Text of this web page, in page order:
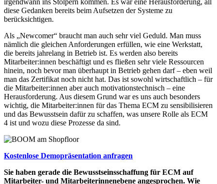
irgendwann ins Stolpern kommen. Es war eine Herausforderung, all
diese Gedanken bereits beim Aufsetzen der Systeme zu
berücksichtigen.
Als „Newcomer“ braucht man auch sehr viel Geduld. Man muss
nämlich die gleichen Anforderungen erfüllen, wie eine Werkstatt,
die bereits jahrelang in Betrieb ist. Es werden also bereits
Mitarbeiter:innen beschäftigt und es fließen sehr viele Ressourcen
hinein, noch bevor man überhaupt in Betrieb gehen darf – eben weil
man das Zertifikat noch nicht hat. Das ist sowohl wirtschaftlich – für
die Mitarbeiter:innen aber auch motivationstechnisch – eine
Herausforderung. Aus diesem Grund war es uns auch besonders
wichtig, die Mitarbeiter:innen für das Thema ECM zu sensibilisieren
und das Bewusstsein dafür zu schaffen, was unsere Rolle als ECM
4 ist und wozu diese Prozesse da sind.
Kostenlose Demopräsentation anfragen
Sie haben gerade die Bewusstseinsschaffung für ECM auf
Mitarbeiter- und Mitarbeiterinnenebene angesprochen. Wie